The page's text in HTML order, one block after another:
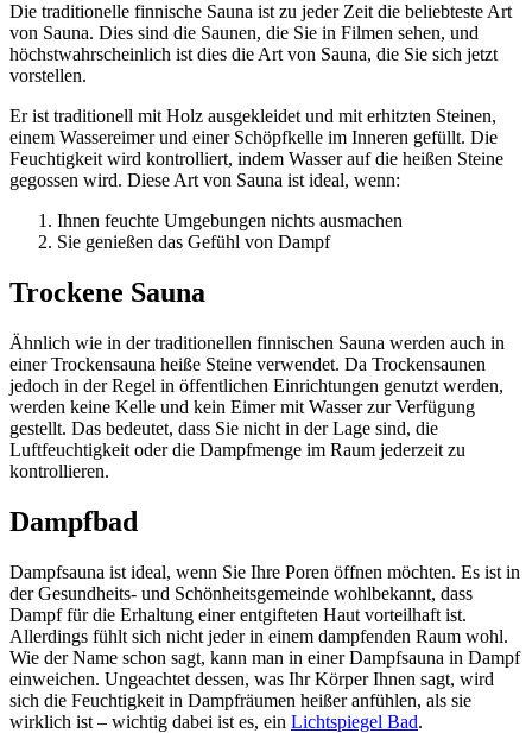
Die traditionelle finnische Sauna ist zu jeder Zeit die beliebteste Art
von Sauna. Dies sind die Saunen, die Sie in Filmen sehen, und
höchstwahrscheinlich ist dies die Art von Sauna, die Sie sich jetzt
vorstellen.
Er ist traditionell mit Holz ausgekleidet und mit erhitzten Steinen,
einem Wassereimer und einer Schöpfkelle im Inneren gefüllt. Die
Feuchtigkeit wird kontrolliert, indem Wasser auf die heißen Steine
gegossen wird. Diese Art von Sauna ist ideal, wenn:
Ihnen feuchte Umgebungen nichts ausmachen
Sie genießen das Gefühl von Dampf
Trockene Sauna
Ähnlich wie in der traditionellen finnischen Sauna werden auch in
einer Trockensauna heiße Steine verwendet. Da Trockensaunen
jedoch in der Regel in öffentlichen Einrichtungen genutzt werden,
werden keine Kelle und kein Eimer mit Wasser zur Verfügung
gestellt. Das bedeutet, dass Sie nicht in der Lage sind, die
Luftfeuchtigkeit oder die Dampfmenge im Raum jederzeit zu
kontrollieren.
Dampfbad
Dampfsauna ist ideal, wenn Sie Ihre Poren öffnen möchten. Es ist in
der Gesundheits- und Schönheitsgemeinde wohlbekannt, dass
Dampf für die Erhaltung einer entgifteten Haut vorteilhaft ist.
Allerdings fühlt sich nicht jeder in einem dampfenden Raum wohl.
Wie der Name schon sagt, kann man in einer Dampfsauna in Dampf
einweichen. Ungeachtet dessen, was Ihr Körper Ihnen sagt, wird
sich die Feuchtigkeit in Dampfräumen heißer anfühlen, als sie
wirklich ist – wichtig dabei ist es, ein Lichtspiegel Bad.